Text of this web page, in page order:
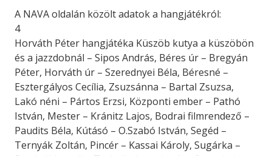
A NAVA oldalán közölt adatok a hangjátékról:
4
Horváth Péter hangjátéka Küszöb kutya a küszöbön
és a jazzdobnál – Sipos András, Béres úr – Bregyán
Péter, Horváth úr – Szerednyei Béla, Béresné –
Esztergályos Cecília, Zsuzsánna – Bartal Zsuzsa,
Lakó néni – Pártos Erzsi, Központi ember – Pathó
István, Mester – Kránitz Lajos, Bodrai filmrendező –
Paudits Béla, Kútásó – O.Szabó István, Segéd –
Ternyák Zoltán, Pincér – Kassai Károly, Sugárka –